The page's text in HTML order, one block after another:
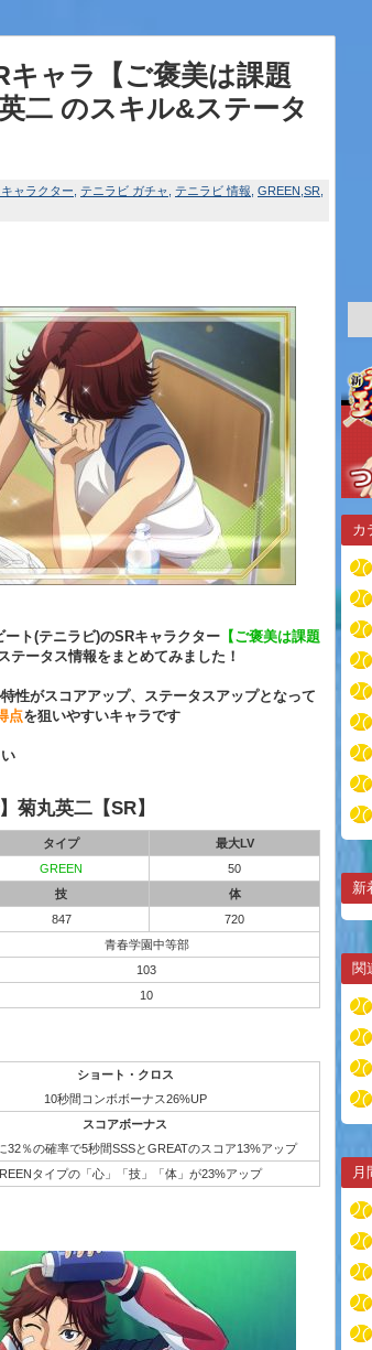
キャラ【ご褒美は課題
二 のスキル&ステータ
ャラクター テニラビ ガチャ テニラビ 情報 GREEN SR
ト(テニラビ)のSRキャラクター 【ご褒美は課題
テータス情報をまとめてみました！
性がスコアアップ、ステータスアップとなって
点を狙いやすいキャラです
菊丸英二【SR】
タイプ
最大LV
GREEN
50
技
体
847
720
青春学園中等部
103
10
ショート・クロス
10秒間コンボボーナス26%UP
スコアボーナス
32％の確率で5秒間SSSとGREATのスコア13%アップ
タイプの「心」「技」「体」が23%アップ
カ
新
関
月